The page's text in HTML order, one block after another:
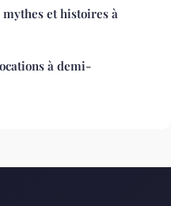
mythes et histoires à
à demi-